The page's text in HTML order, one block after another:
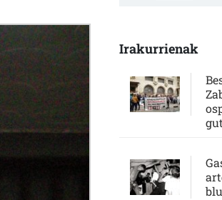
Irakurrienak